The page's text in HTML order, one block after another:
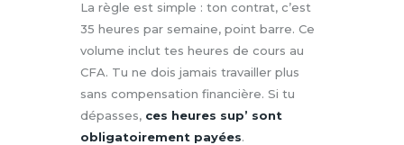
La règle est simple : ton contrat, c’est
35 heures par semaine, point barre. Ce
volume inclut tes heures de cours au
CFA. Tu ne dois jamais travailler plus
sans compensation financière. Si tu
dépasses, ces heures sup’ sont
obligatoirement payées.